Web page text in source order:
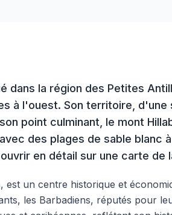
dans la région des Petites
à l'ouest. Son territoire,
point culminant, le mont
des plages de sable
en détail sur une carte de
un centre historique et
les Barbadiens, réputés pour